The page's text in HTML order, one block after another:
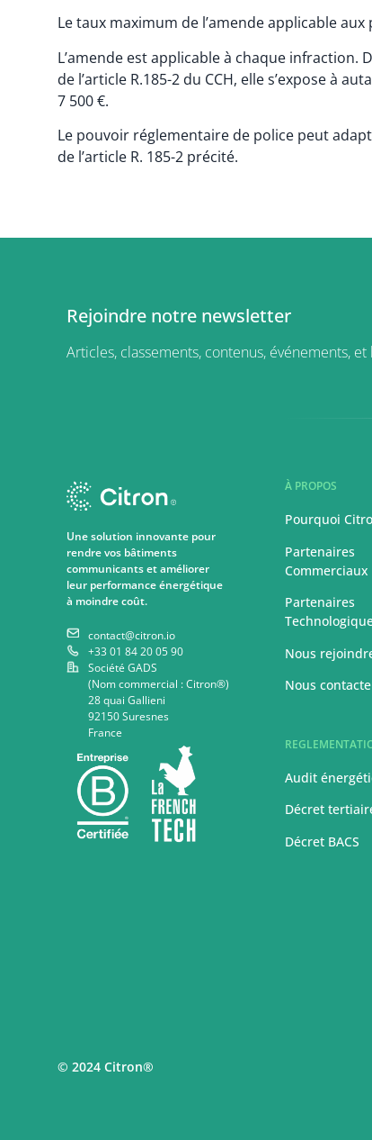
Le taux maximum de l’amende applicable
L’amende est applicable à chaque
de l’article R.185-2 du CCH, elle s’expose à
7 500 €.
Le pouvoir réglementaire de police peut
de l’article R. 185-2 précité.
Rejoindre notre newsletter
Articles, classements, contenus, événements,
Une solution innovante pour
rendre vos bâtiments
communicants et améliorer
leur performance énergétique
à moindre coût.
contact@citron.io
+33 01 84 20 05 90
Société GADS
(Nom commercial : Citron®)
28 quai Gallieni
92150 Suresnes
France
À PROPOS
Pourquoi
Partenaires
Commerciaux
Partenaires
Nous
Nous
Audit
Décret
Décret BACS
© 2024 Citron®